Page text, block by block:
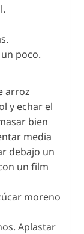
poco.
arroz
y echar el
bien
media
debajo un
un film
moreno
Aplastar